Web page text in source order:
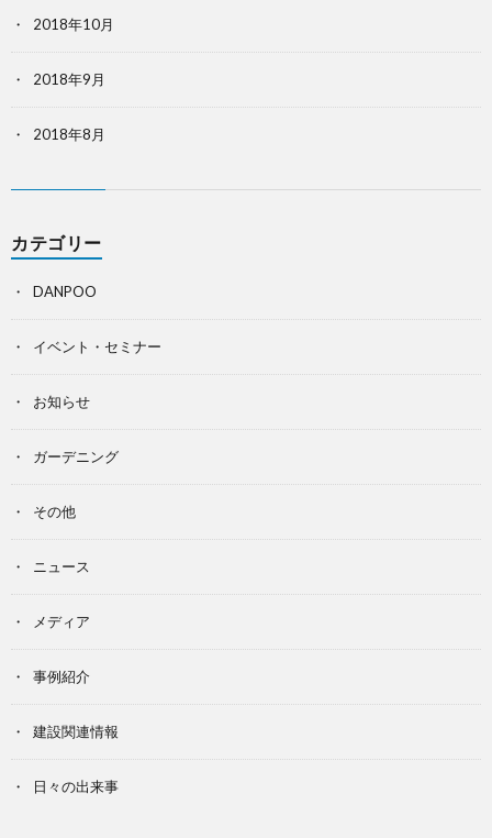
2018年10月
2018年9月
2018年8月
カテゴリー
DANPOO
イベント・セミナー
お知らせ
ガーデニング
その他
ニュース
メディア
事例紹介
建設関連情報
日々の出来事